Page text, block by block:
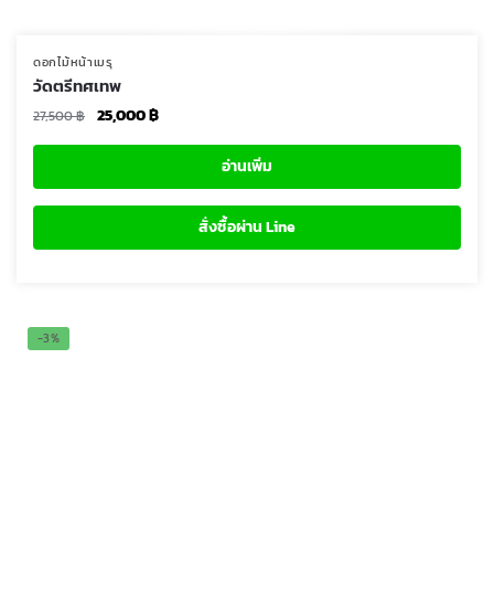
ดอกไม้หน้าเมรุ
วัดตรีทศเทพ
27,500฿
Original
27,500 ฿.
25,000฿Current
25,000 ฿.
อ่านเพิ่ม
สั่งซื้อผ่าน Line
-3%